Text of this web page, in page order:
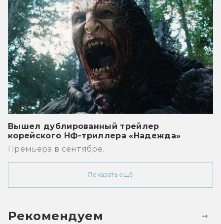
Вышел дублированный трейлер
корейского НФ-триллера «Надежда»
Премьера в сентябре.
Показать ещё
Рекомендуем